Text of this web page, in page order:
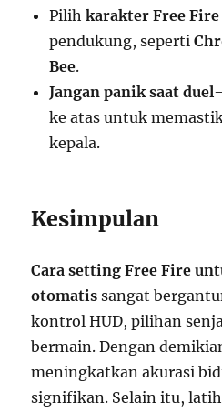
Pilihkarakter Free Fire
pendukung, seperti
Bee.
Jangan panik saat duel
ke atas untuk
kepala.
Kesimpulan
Cara setting Free Fire
otomatis sangat
kontrol HUD, pilihan
bermain. Dengan
meningkatkan akurasi
signifikan. Selain itu,